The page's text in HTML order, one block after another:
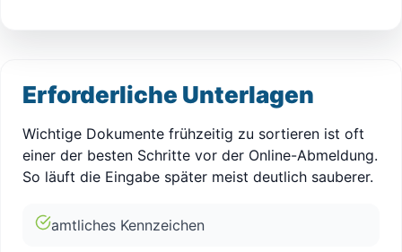
Erforderliche Unterlagen
Wichtige Dokumente frühzeitig zu sortieren ist oft
einer der besten Schritte vor der Online-Abmeldung.
So läuft die Eingabe später meist deutlich sauberer.
amtliches Kennzeichen